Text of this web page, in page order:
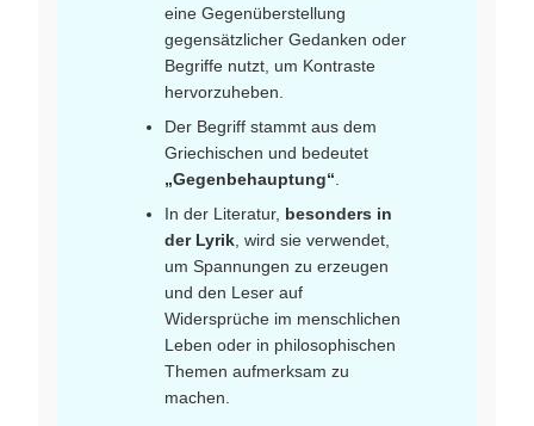
eine Gegenüberstellung
gegensätzlicher Gedanken oder
Begriffe nutzt, um Kontraste
hervorzuheben.
Der Begriff stammt aus dem
Griechischen und bedeutet
„Gegenbehauptung“
In der Literatur, besonders in
der Lyrik , wird sie verwendet,
um Spannungen zu erzeugen
und den Leser auf
Widersprüche im menschlichen
Leben oder in philosophischen
Themen aufmerksam zu
machen.